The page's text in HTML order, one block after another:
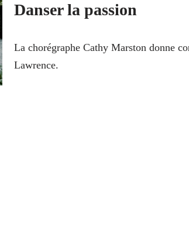
Danser la passion
La chorégraphe Cathy Marston donne
Lawrence.